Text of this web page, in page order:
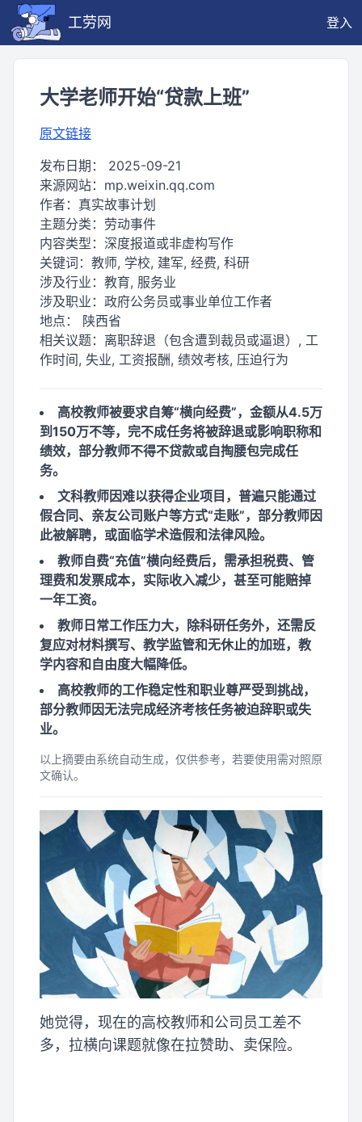
工劳网 登入
大学老师开始“贷款上班”
原文链接
发布日期： 2025-09-21
来源网站： mp.weixin.qq.com
作者： 真实故事计划
主题分类： 劳动事件
内容类型： 深度报道或非虚构写作
关键词： 教师, 学校, 建军, 经费, 科研
涉及行业： 教育, 服务业
涉及职业： 政府公务员或事业单位工作者
地点： 陕西省
相关议题： 离职辞退（包含遭到裁员或逼退）, 工
作时间, 失业, 工资报酬, 绩效考核, 压迫行为
高校教师被要求自筹“横向经费”，金额从4.5万
到150万不等，完不成任务将被辞退或影响职称和
绩效，部分教师不得不贷款或自掏腰包完成任
务。
文科教师因难以获得企业项目，普遍只能通过
假合同、亲友公司账户等方式“走账”，部分教师因
此被解聘，或面临学术造假和法律风险。
教师自费“充值”横向经费后，需承担税费、管
理费和发票成本，实际收入减少，甚至可能赔掉
一年工资。
教师日常工作压力大，除科研任务外，还需反
复应对材料撰写、教学监管和无休止的加班，教
学内容和自由度大幅降低。
高校教师的工作稳定性和职业尊严受到挑战，
部分教师因无法完成经济考核任务被迫辞职或失
业。
以上摘要由系统自动生成，仅供参考，若要使用需对照原
文确认。
她觉得，现在的高校教师和公司员工差不
多，拉横向课题就像在拉赞助、卖保险。